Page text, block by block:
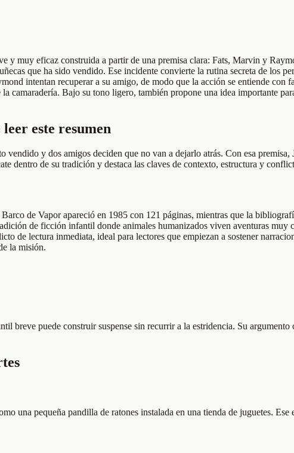
y muy eficaz construida a partir de una premisa clara: Fats, Marvin y
que ha sido vendido. Ese incidente convierte la rutina secreta de los
intentan recuperar a su amigo, de modo que la acción se entiende
camaradería. Bajo su tono ligero, también propone una idea importante
este resumen
vendido y dos amigos deciden que no van a dejarlo atrás. Con esa
dentro de su tradición y destaca las claves de contexto, estructura y
de Vapor apareció en 1985 con 121 páginas, mientras que la
de ficción infantil donde animales humanizados viven aventuras
de lectura inmediata, ideal para lectores que empiezan a sostener
la misión.
breve puede construir suspense sin recurrir a la estridencia. Su
una pequeña pandilla de ratones instalada en una tienda de juguetes.